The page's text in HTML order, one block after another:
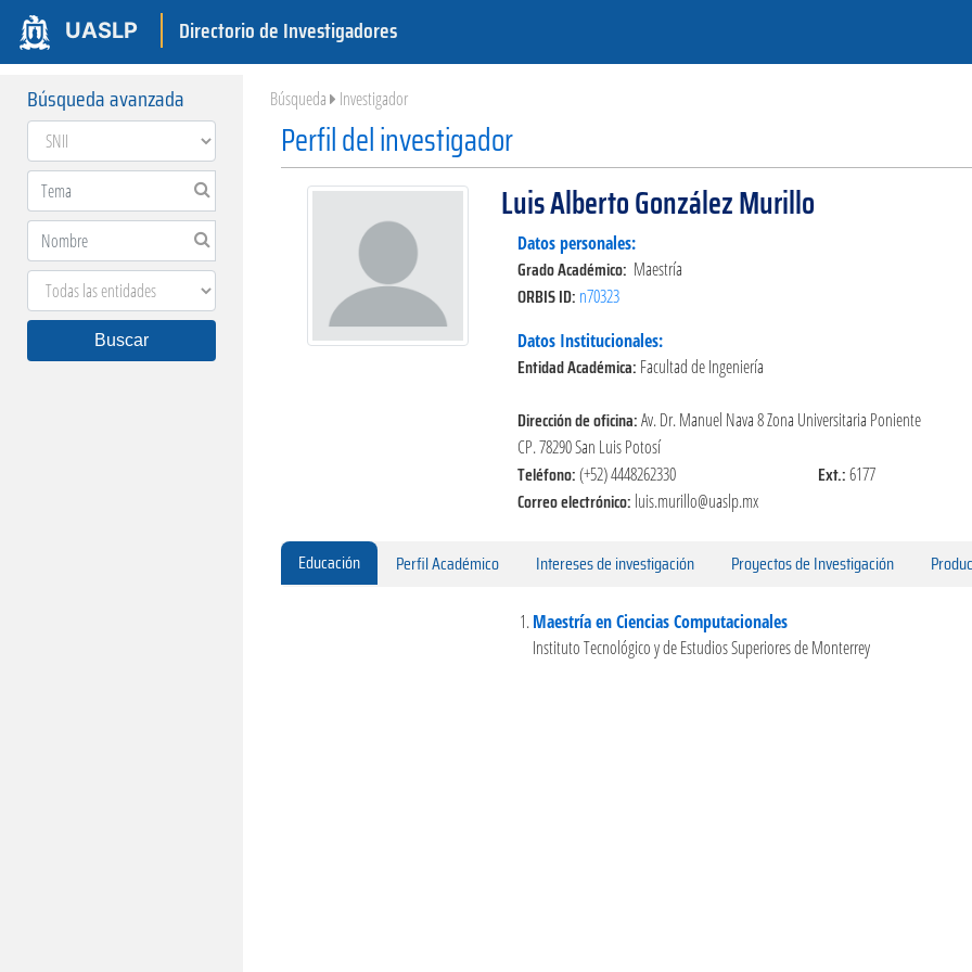
UASLP Directorio de Investigadores
Búsqueda avanzada
Buscar
Búsqueda Investigador
Perfil del investigador
Luis Alberto González Murillo
Datos personales:
Grado Académico: Maestría
ORBIS ID: n70323
Datos Institucionales:
Entidad Académica: Facultad de Ingeniería
Dirección de oficina:Av. Dr. Manuel Nava 8 Zona Universitaria Poniente
CP. 78290 San Luis Potosí
Teléfono:(+52) 4448262330 Ext.:6177
Correo electrónico: luis.murillo@uaslp.mx
Educación Perfil Académico Intereses de investigación Proyectos de Investigación
Maestría en Ciencias Computacionales
Instituto Tecnológico y de Estudios Superiores de Monterrey